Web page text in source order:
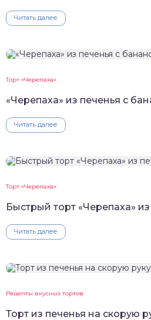
Читать далее
Торт «Черепаха»
«Черепаха» из печенья с
Читать далее
Торт «Черепаха»
Быстрый торт «Черепаха»
Читать далее
Рецепты вкусных тортов
Торт из печенья на скорую